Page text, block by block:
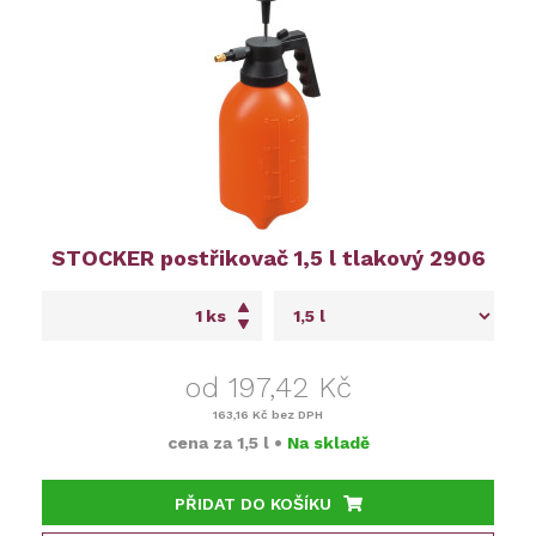
STOCKER postřikovač 1,5 l tlakový 2906
ks
od 197,42 Kč
163,16 Kč bez DPH
cena za 1,5 l • Na skladě
PŘIDAT DO KOŠÍKU